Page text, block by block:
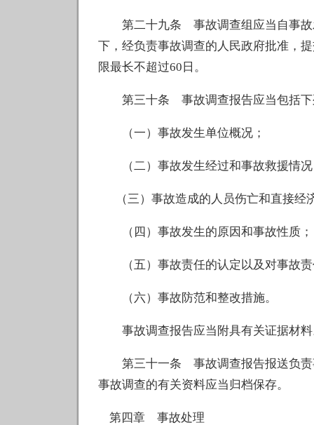
第二十九条 事故调查组应当自事故
下，经负责事故调查的人民政府批准，
限最长不超过60日。
第三十条 事故调查报告应当包括下
（一）事故发生单位概况；
（二）事故发生经过和事故救援情况
（三）事故造成的人员伤亡和直接经
（四）事故发生的原因和事故性质；
（五）事故责任的认定以及对事故责
（六）事故防范和整改措施。
事故调查报告应当附具有关证据材料
第三十一条 事故调查报告报送负责
事故调查的有关资料应当归档保存。
第四章 事故处理